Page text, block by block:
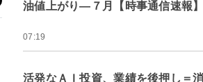
油値上がり―７月【時事通信速報】
07:19
活発なＡＩ投資、業績を後押し＝